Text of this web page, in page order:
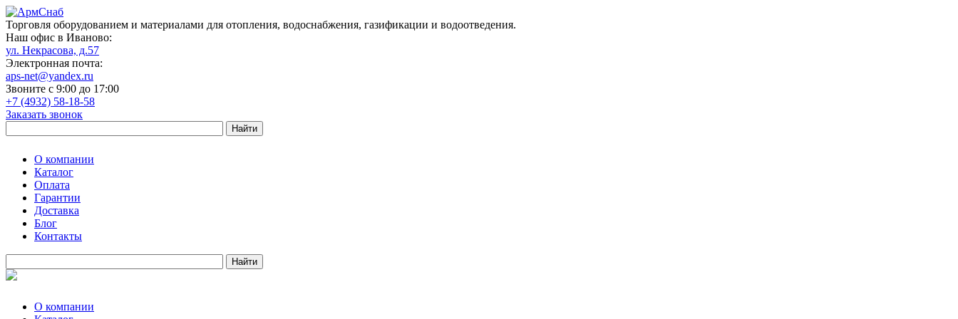
Торговля оборудованием и материалами для отопления, водоснабжения, газификации и водоотведения.
Наш офис в Иваново:
ул. Некрасова, д.57
Электронная почта:
aps-net@yandex.ru
Звоните с 9:00 до 17:00
+7 (4932) 58-18-58
Заказать звонок
О компании
Каталог
Оплата
Гарантии
Доставка
Блог
Контакты
О компании